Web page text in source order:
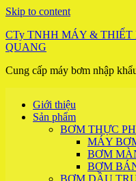
Skip to content
CTy TNHH MÁY & THIẾT
QUANG
Cung cấp máy bơm nhập
Giới thiệu
Sản phẩm
BƠM THỰC
MÁY
BƠM
BƠM
BƠM DẦU